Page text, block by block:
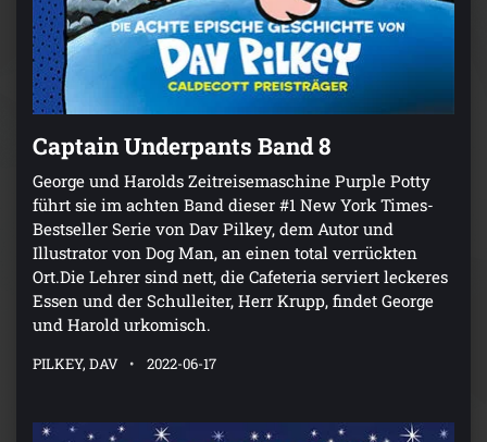
Captain Underpants Band 8
George und Harolds Zeitreisemaschine Purple Potty
führt sie im achten Band dieser #1 New York Times-
Bestseller Serie von Dav Pilkey, dem Autor und
Illustrator von Dog Man, an einen total verrückten
Ort.Die Lehrer sind nett, die Cafeteria serviert leckeres
Essen und der Schulleiter, Herr Krupp, findet George
und Harold urkomisch.
PILKEY, DAV 2022-06-17